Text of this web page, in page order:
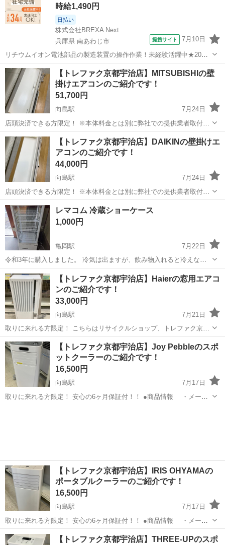
時給1,490円
日払い
株式会社BREXA Next
兵庫県 南あわじ市
提携サイト 7月10日
リチウムイオン電池部品の製造装置の操作作業！未経験活躍中★20～
50代の男性活躍中！嬉しい時給1,490円！生活支援物資事前対応可◎ワ
ンルーム寮完備！赴任旅費会社負担！正社員登用制度あり◎《兵庫県
南あわじ市》 人気の工場の...
兵庫 南あわじ市 その他
【トレファク京都宇治店】MITSUBISHIの壁
掛けエアコンのご紹介です！
51,700円
向島駅
7月24日
店頭決済できる方限定！ ※本体料金とは別に弊社での提供業者取付料
金がかかります。 詳しくは店頭にてご相談ください。 こちらはリサイ
クルショップ、トレファク京都宇治店からの出品です。 ●商品情報 ア
イテム名：...
京都 京都市 向島駅 季節、空調家電 トレファク
【トレファク京都宇治店】DAIKINの壁掛けエ
アコンのご紹介です！
44,000円
向島駅
7月24日
店頭決済できる方限定！ ※本体料金とは別に弊社での提供業者取付料
金がかかります。 詳しくは店頭にてご相談ください。 こちらはリサイ
クルショップ、トレファク京都宇治店からの出品です。 ●商品情報 ア
イテム名：...
京都 京都市 季節、空調家電
レマコム 冷蔵ショーケース
1,000円
亀岡駅
7月22日
令和3年に購入しました。 冷気は出ますが、飲み物入れると冷えない
です。 直して使える方いたらどうぞ。
京都 亀岡市 亀岡駅 季節、空調家電
【トレファク京都宇治店】Haierの窓用エアコ
ンのご紹介です！
33,000円
向島駅
7月21日
取りに来れる方限定！ こちらはリサイクルショップ、トレファク京都
宇治店からの出品です。 ●商品情報 アイテム名：窓用エアコン メーカ
ー：Haier 年式：2025年製 型番：JA-W16A(W...
京都 京都市 向島駅 季節、空調家電 トレファク
【トレファク京都宇治店】Joy Pebbleのスポ
ットクーラーのご紹介です！
16,500円
向島駅
7月17日
取りに来れる方限定！ 安心の6ヶ月保証付！！ ●商品情報 ・メーカ
【トレファク京都宇治店】IRIS OHYAMAの
ポータブルクーラーのご紹介です！
16,500円
向島駅
7月17日
取りに来れる方限定！ 安心の6ヶ月保証付！！ ●商品情報 ・メーカ
ー：IRIS OHYAMA ・型 番 ：IPP-2224S ・容 量 ：
2.2kW ・備 考 ：付属品完...
京都 京都市 向島駅 季節、空調家電
【トレファク京都宇治店】THREE-UPのスポ